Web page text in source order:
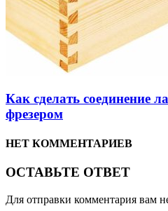
Как сделать соединение
фрезером
НЕТ КОММЕНТАРИЕВ
ОСТАВЬТЕ ОТВЕТ
Для отправки комментария вам